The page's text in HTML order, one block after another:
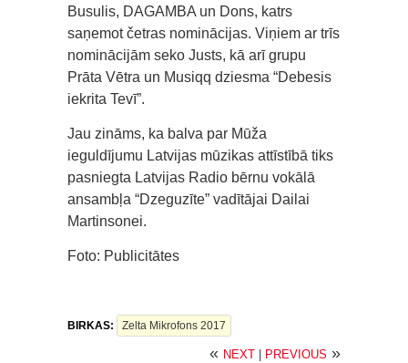
Busulis, DAGAMBA un Dons, katrs
saņemot četras nominācijas. Viņiem ar trīs
nominācijām seko Justs, kā arī grupu
Prāta Vētra un Musiqq dziesma “Debesis
iekrita Tevī”.
Jau zināms, ka balva par Mūža
ieguldījumu Latvijas mūzikas attīstībā tiks
pasniegta Latvijas Radio bērnu vokālā
ansambļa “Dzeguzīte” vadītājai Dailai
Martinsonei.
Foto: Publicitātes
BIRKAS: Zelta Mikrofons 2017
« NEXT PREVIOUS »